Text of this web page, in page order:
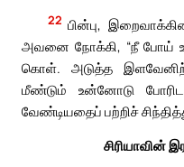
22 பின்பு,
அவனை நோக்கி, “நீ போய்
கொள். அடுத்த
மீண்டும் உன்னோடு
வேண்டியதைப் பற்றிச்
சிரியாவின்